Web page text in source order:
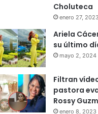
Choluteca
enero 27, 2023
Ariela
su último
mayo 2, 2024
Filtran
pastora
Rossy
enero 8, 2023